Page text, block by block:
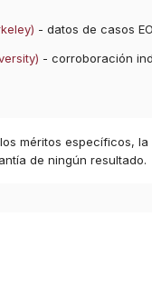
- datos de casos
- corroboración
méritos específicos,
de ningún resultado.